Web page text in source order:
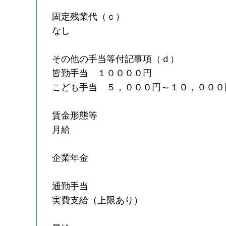
固定残業代（ｃ）
なし
その他の手当等付記事項（ｄ）
皆勤手当 １００００円
こども手当 ５，０００円～１０，００
賃金形態等
月給
企業年金
通勤手当
実費支給（上限あり）